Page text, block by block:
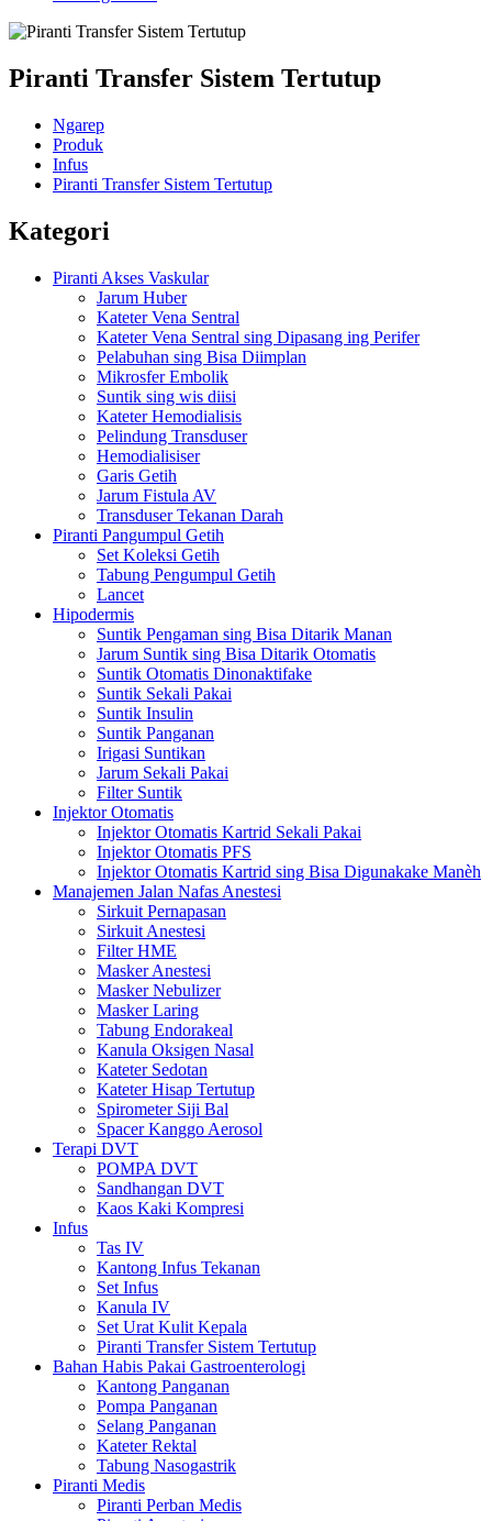
Piranti Transfer Sistem Tertutup
Ngarep
Produk
Infus
Piranti Transfer Sistem Tertutup
Kategori
Piranti Akses Vaskular
Jarum Huber
Kateter Vena Sentral
Kateter Vena Sentral sing Dipasang ing Perifer
Pelabuhan sing Bisa Diimplan
Mikrosfer Embolik
Suntik sing wis diisi
Kateter Hemodialisis
Pelindung Transduser
Hemodialisiser
Garis Getih
Jarum Fistula AV
Transduser Tekanan Darah
Piranti Pangumpul Getih
Set Koleksi Getih
Tabung Pengumpul Getih
Lancet
Hipodermis
Suntik Pengaman sing Bisa Ditarik Manan
Jarum Suntik sing Bisa Ditarik Otomatis
Suntik Otomatis Dinonaktifake
Suntik Sekali Pakai
Suntik Insulin
Suntik Panganan
Irigasi Suntikan
Jarum Sekali Pakai
Filter Suntik
Injektor Otomatis
Injektor Otomatis Kartrid Sekali Pakai
Injektor Otomatis PFS
Injektor Otomatis Kartrid sing Bisa Digunakake Manèh
Manajemen Jalan Nafas Anestesi
Sirkuit Pernapasan
Sirkuit Anestesi
Filter HME
Masker Anestesi
Masker Nebulizer
Masker Laring
Tabung Endorakeal
Kanula Oksigen Nasal
Kateter Sedotan
Kateter Hisap Tertutup
Spirometer Siji Bal
Spacer Kanggo Aerosol
Terapi DVT
POMPA DVT
Sandhangan DVT
Kaos Kaki Kompresi
Infus
Tas IV
Kantong Infus Tekanan
Set Infus
Kanula IV
Set Urat Kulit Kepala
Piranti Transfer Sistem Tertutup
Bahan Habis Pakai Gastroenterologi
Kantong Panganan
Pompa Panganan
Selang Panganan
Kateter Rektal
Tabung Nasogastrik
Piranti Medis
Piranti Perban Medis